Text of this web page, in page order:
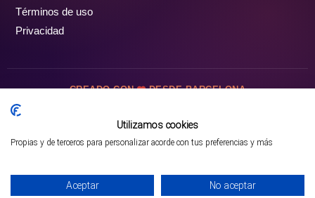
Mejor opción en SATOORDAY
Términos de uso
Privacidad
CREADO CON DESDE BARCELONA
Utilizamos cookies
Propias y de terceros para personalizar acorde con tus preferencias y más
Aceptar No aceptar